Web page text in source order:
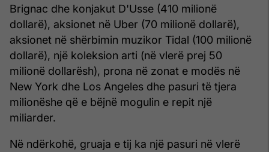
Brignac dhe konjakut D'Usse (410 milionë
dollarë), aksionet në Uber (70 milionë dollarë),
aksionet në shërbimin muzikor Tidal (100 milionë
dollarë), një koleksion arti (në vlerë prej 50
milionë dollarësh), prona në zonat e modës në
New York dhe Los Angeles dhe pasuri të tjera
milionëshe që e bëjnë mogulin e repit një
miliarder.
Në ndërkohë, gruaja e tij ka një pasuri në vlerë